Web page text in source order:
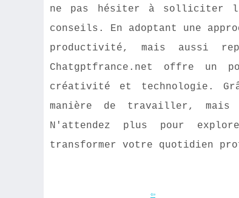
ne pas hésiter à solliciter
conseils. En adoptant une
productivité, mais aussi
Chatgptfrance.net offre un
créativité et technologie.
manière de travailler,
N'attendez plus pour
transformer votre quotidien